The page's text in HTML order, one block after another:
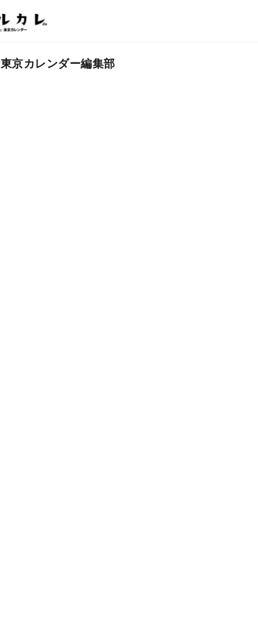
東京カレンダー編集部